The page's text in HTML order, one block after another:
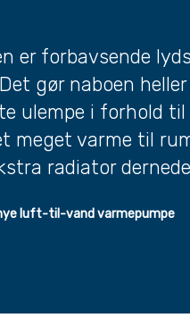
er forbavsende
gør naboen
ulempe i forhold
meget varme til
radiator
luft-til-vand varmepumpe